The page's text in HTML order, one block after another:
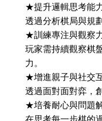
★提升邏輯思考能
透過分析棋局與規
★訓練專注與觀察
玩家需持續觀察棋
力。
★增進親子與社交
透過面對面對弈，
★培養耐心與問題